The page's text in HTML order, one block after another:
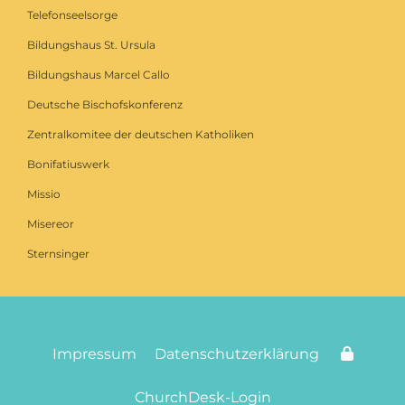
Telefonseelsorge
Bildungshaus St. Ursula
Bildungshaus Marcel Callo
Deutsche Bischofskonferenz
Zentralkomitee der deutschen Katholiken
Bonifatiuswerk
Missio
Misereor
Sternsinger
Impressum Datenschutzerklärung
ChurchDesk-Login